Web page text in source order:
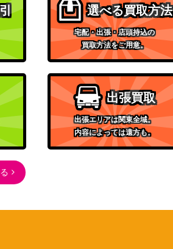
ダイ
アンデッドアンラック）
35,000
ダイ
ラッククローバー）
7,800
ダイ
BREAKER）
19,800
ダイ
千年血戦篇）
2,400
ダイ
法少女まどか☆マギ
獣８号）
選べる買取方法
宅配・出張・店頭持込の
買取方法をご用意。
出張買取
出張エリアは関東全域。
内容によっては遠方も。